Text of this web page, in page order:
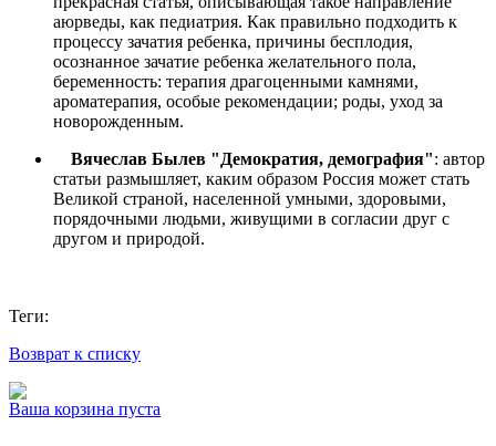
аюрведы, как педиатрия. Как правильно подходить к
процессу зачатия ребенка, причины бесплодия,
осознанное зачатие ребенка желательного пола,
беременность: терапия драгоценными камнями,
ароматерапия, особые рекомендации; роды, уход за
новорожденным.
Вячеслав Былев "Демократия, демография": автор
статьи размышляет, каким образом Россия может стать
Великой страной, населенной умными, здоровыми,
порядочными людьми, живущими в согласии друг с
другом и природой.
Теги:
Возврат к списку
Ваша корзина пуста